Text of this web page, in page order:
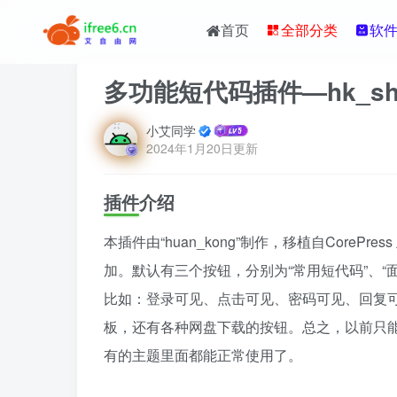
首页 全部分类 软
多功能短代码插件
小艾同学
2024年1月20日更新
插件介绍
本插件由“huan_kong”制作，移植自
加。默认有三个按钮，分别为“常用短代码”、
比如：登录可见、点击可见、密码可见、回
板，还有各种网盘下载的按钮。总之，以前
有的主题里面都能正常使用了。